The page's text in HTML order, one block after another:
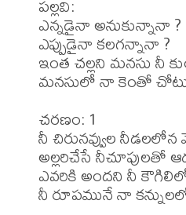
ఎన్నడైనా అనుకున్నానా ?
ఎప్పుడైనా కలగన్నానా ?
ఇంత చల్లని మనసు నీ
మనసులో నా కెంతో
చరణం: 1
నీ చిరునవ్వుల
అల్లరిచేసే నీచూపులతో
ఎవరికి అందని నీ
నీ రూపమునే నా